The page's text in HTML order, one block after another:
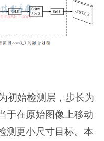
始检测层，步长为
于在原始图像上移动
测更小尺寸目标。本